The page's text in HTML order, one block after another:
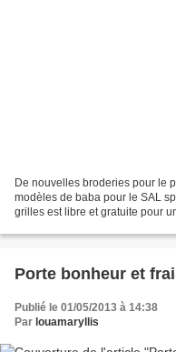
De nouvelles broderies pour le
modèles de baba pour le SAL
grilles est libre et gratuite pour
Porte bonheur et
Publié le 01/05/2013 à 14:38
Par louamaryllis